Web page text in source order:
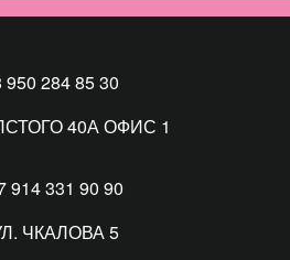
284 85 30
40А ОФИС 1
914 331 90 90
ЧКАЛОВА 5